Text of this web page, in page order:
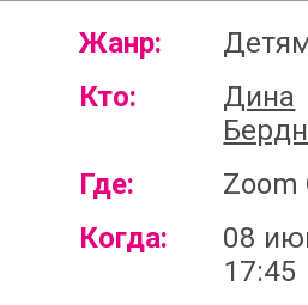
Жанр:
Кто:
Дина
Где:
Zoom
Когда:
08
17:45